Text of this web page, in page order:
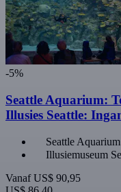
-5%
Seattle Aquarium:
Illusies Seattle:
Seattle
Illusiemuseum
Vanaf US$ 90,95